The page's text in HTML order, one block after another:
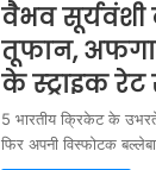
वैभव सूर्यवंशी
तूफान,
के स्ट्राइक
5 भारतीय क्रिकेट के
फिर अपनी विस्फोटक